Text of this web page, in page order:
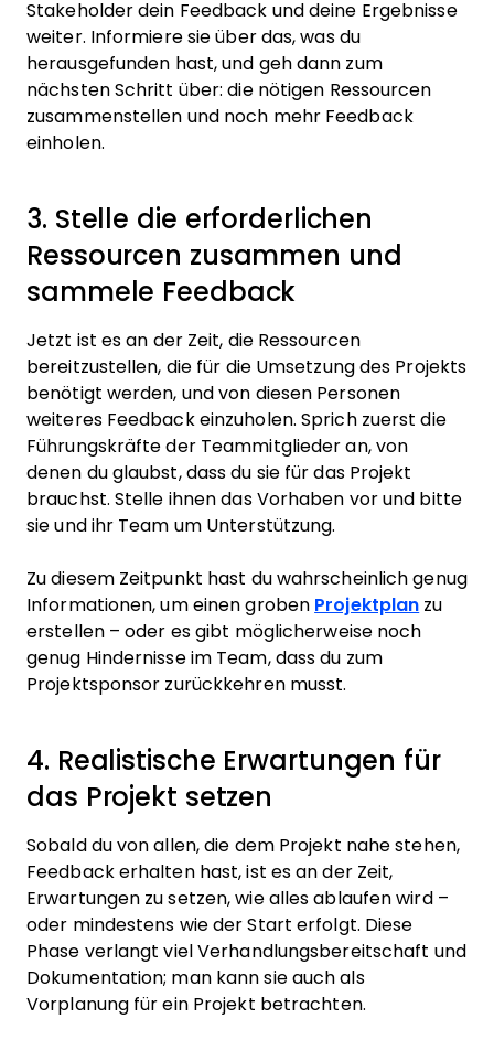
Stakeholder dein Feedback und deine Ergebnisse
weiter. Informiere sie über das, was du
herausgefunden hast, und geh dann zum
nächsten Schritt über: die nötigen Ressourcen
zusammenstellen und noch mehr Feedback
einholen.
3. Stelle die erforderlichen
Ressourcen zusammen und
sammele Feedback
Jetzt ist es an der Zeit, die Ressourcen
bereitzustellen, die für die Umsetzung des Projekts
benötigt werden, und von diesen Personen
weiteres Feedback einzuholen. Sprich zuerst die
Führungskräfte der Teammitglieder an, von
denen du glaubst, dass du sie für das Projekt
brauchst. Stelle ihnen das Vorhaben vor und bitte
sie und ihr Team um Unterstützung.
Zu diesem Zeitpunkt hast du wahrscheinlich genug
Informationen, um einen groben Projektplan zu
erstellen – oder es gibt möglicherweise noch
genug Hindernisse im Team, dass du zum
Projektsponsor zurückkehren musst.
4. Realistische Erwartungen für
das Projekt setzen
Sobald du von allen, die dem Projekt nahe stehen,
Feedback erhalten hast, ist es an der Zeit,
Erwartungen zu setzen, wie alles ablaufen wird –
oder mindestens wie der Start erfolgt. Diese
Phase verlangt viel Verhandlungsbereitschaft und
Dokumentation; man kann sie auch als
Vorplanung für ein Projekt betrachten.